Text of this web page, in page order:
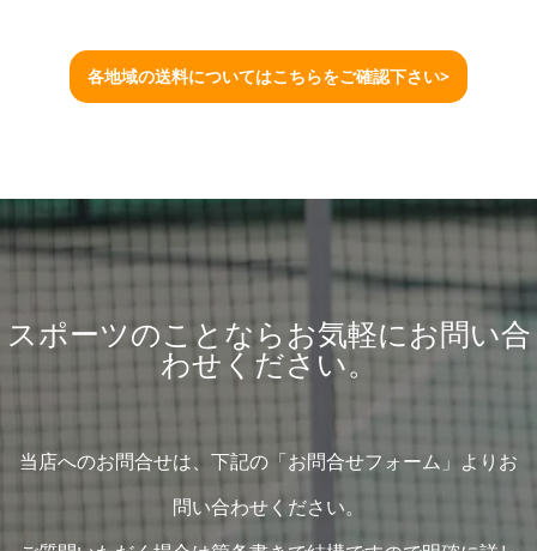
各地域の送料についてはこちらをご確認下さい>
スポーツのことならお気軽にお問い合
わせください。
当店へのお問合せは、下記の「お問合せフォーム」よりお
問い合わせください。